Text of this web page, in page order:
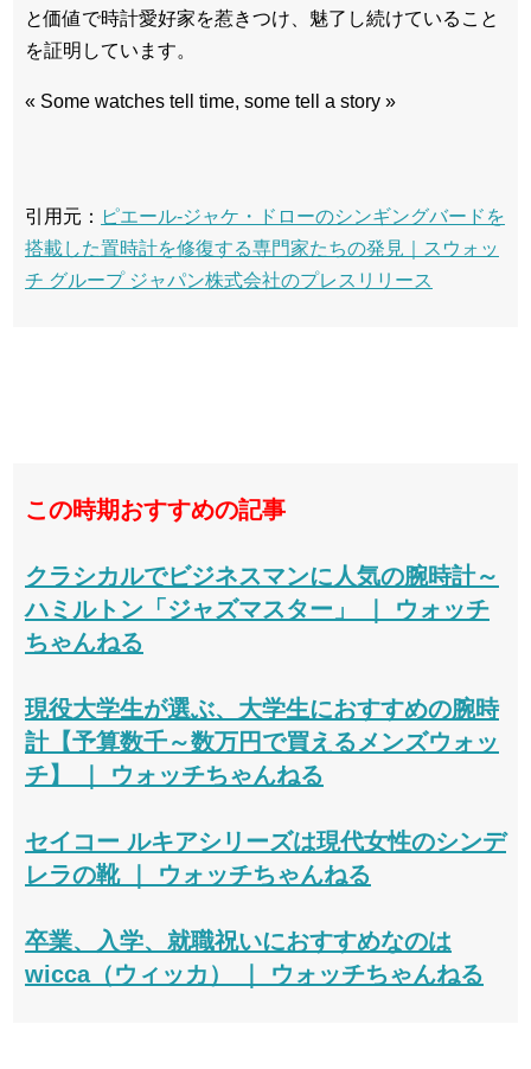
と価値で時計愛好家を惹きつけ、魅了し続けていること
を証明しています。
« Some watches tell time, some tell a story »
引用元： ピエール-ジャケ・ドローのシンギングバードを
搭載した置時計を修復する専門家たちの発見｜スウォッ
チ グループ ジャパン株式会社のプレスリリース
この時期おすすめの記事
クラシカルでビジネスマンに人気の腕時計～
ハミルトン「ジャズマスター」 ｜ ウォッチ
ちゃんねる
現役大学生が選ぶ、大学生におすすめの腕時
計【予算数千～数万円で買えるメンズウォッ
チ】 ｜ ウォッチちゃんねる
セイコー ルキアシリーズは現代女性のシンデ
レラの靴 ｜ ウォッチちゃんねる
卒業、入学、就職祝いにおすすめなのは
wicca（ウィッカ） ｜ ウォッチちゃんねる